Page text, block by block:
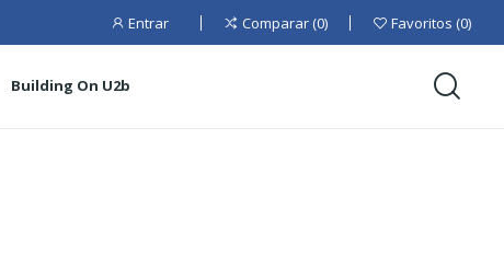
Entrar Comparar 0 Favoritos 0
Building On U2b